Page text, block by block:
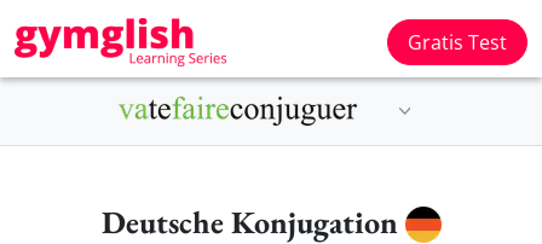
Gratis Test
Deutsche Konjugation